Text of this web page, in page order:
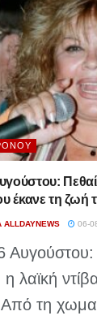
έκανε τη ζωή
06-
η λαϊκή
Από τη